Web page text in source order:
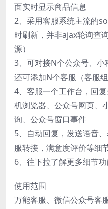
面实时显示商品信息
2、采用客服系统主流的
时刷新，并非ajax轮询查
源）
3、可对接N个公众号、
还可添加N个客服（客服组
4、客服一个工作台，回
机浏览器、公众号网页、
询、公众号窗口事件
5、自动回复，发送语音
服转接，满意度评价等细
6、往下拉了解更多细节
使用范围
万能客服、微信公众号客